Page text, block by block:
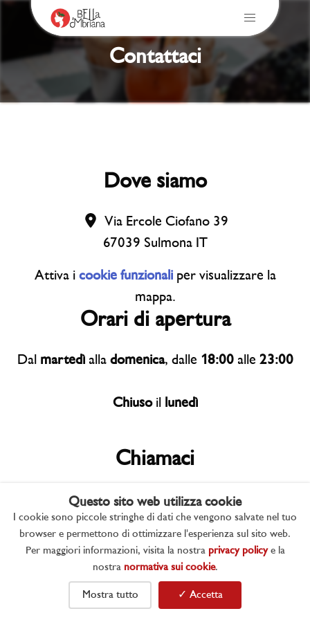
Contattaci
Dove siamo
Via Ercole Ciofano 39
67039 Sulmona IT
Attiva i cookie funzionaliper visualizzare la
mappa.
Orari di apertura
Dal martedìalla domenica, dalle 18:00alle 23:00
Chiusoil lunedì
Chiamaci
+39 371 340 9374
Scrivici su WhatsApp
+39 371 340 9374
Questo sito web utilizza cookie
I cookie sono piccole stringhe di dati che vengono salvate nel tuo
browser e permettono di ottimizzare l'esperienza sul sito web.
Per maggiori informazioni, visita la nostra privacy policye la
nostra normativa sui cookie.
Mostra tutto ✓ Accetta